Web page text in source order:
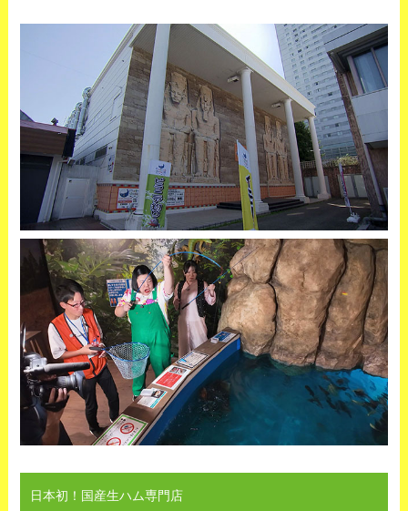
日本初！国産生ハム専門店